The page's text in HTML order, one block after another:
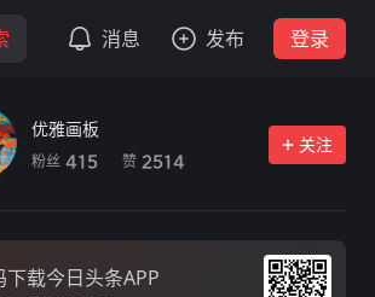
消息 发布 登录
优雅画板
粉丝 415 赞 2514
关注
下载今日头条APP